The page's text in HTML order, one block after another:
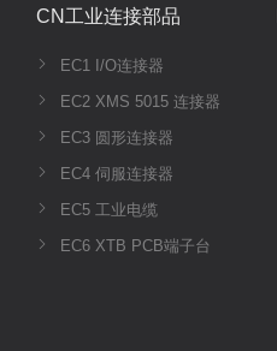
CN工业连接部品
EC1 I/O连接器
EC2 XMS 5015 连接器
EC3 圆形连接器
EC4 伺服连接器
EC5 工业电缆
EC6 XTB PCB端子台